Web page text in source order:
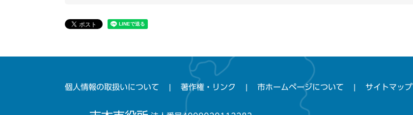
個人情報の取扱いについて 著作権・リンク 市ホームページについて サイトマップ